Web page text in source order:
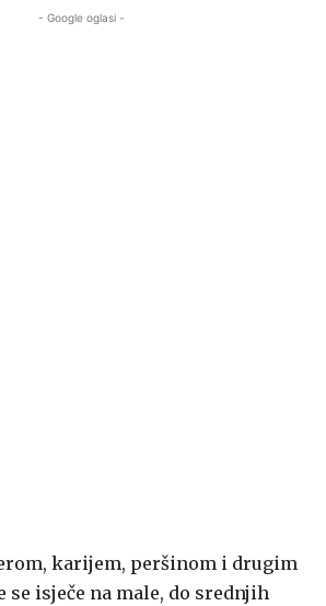
- Google oglasi -
karijem, peršinom i drugim
se isječe na male, do srednjih